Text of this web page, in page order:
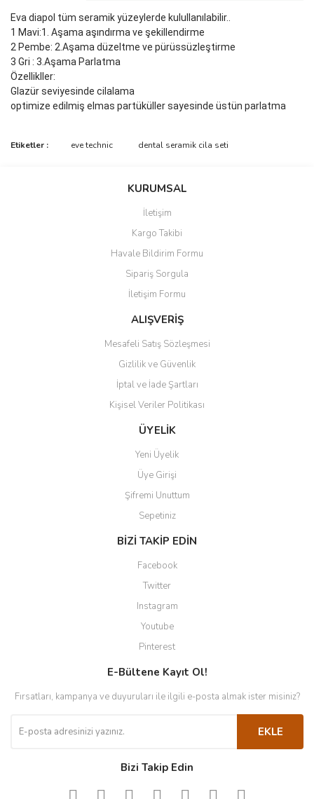
Eva diapol tüm seramik yüzeylerde kulullanılabilir..
1 Mavi:1. Aşama aşındırma ve şekillendirme
2 Pembe: 2.Aşama düzeltme ve pürüssüzleştirme
3 Gri : 3.Aşama Parlatma
Özellikller:
Glazür seviyesinde cilalama
optimize edilmiş elmas partüküller sayesinde üstün parlatma
Yorum Yaz
Bu ürünün fiyat bilgisi, resim, ürün açıklamalarında ve diğer
Görüş ve önerileriniz için teşekkür ederiz.
Ürün resmi kalitesiz, bozuk veya görüntülenemiyor.
Ürün açıklamasında eksik bilgiler bulunuyor.
Ürün bilgilerinde hatalar bulunuyor.
Ürün fiyatı diğer sitelerden daha pahalı.
Bu ürüne benzer farklı alternatifler olmalı.
Gönder
Etiketler : eve technic dental seramik cila seti
KURUMSAL
İletişim
Kargo Takibi
Havale Bildirim Formu
Sipariş Sorgula
İletişim Formu
ALIŞVERİŞ
Mesafeli Satış Sözleşmesi
Gizlilik ve Güvenlik
İptal ve İade Şartları
Kişisel Veriler Politikası
ÜYELİK
Yeni Üyelik
Üye Girişi
Şifremi Unuttum
Sepetiniz
BİZİ TAKİP EDİN
Facebook
Twitter
Instagram
Youtube
Pinterest
E-Bültene Kayıt Ol!
Fırsatları, kampanya ve duyuruları ile ilgili e-posta almak ister misiniz?
EKLE
Bizi Takip Edin